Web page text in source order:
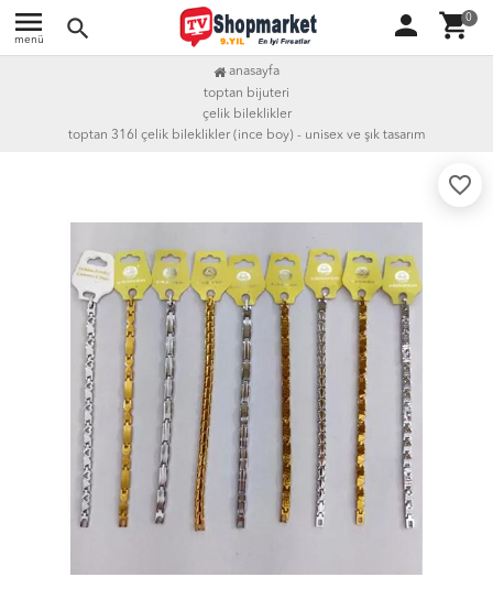
menu
menü search person shopping_cart0
anasayfa
toptan bijuteri
çelik bileklikler
toptan 316l çelik bileklikler (i̇nce boy) - unisex ve şık tasarım
favorite_border